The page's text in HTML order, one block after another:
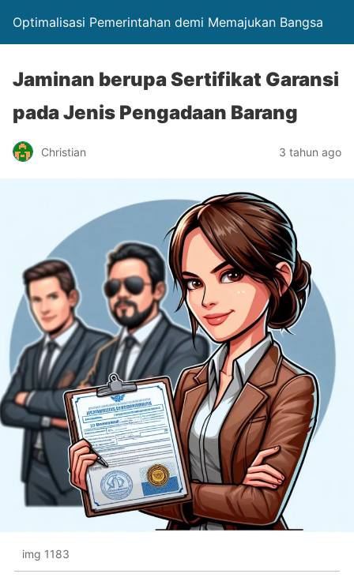
Optimalisasi Pemerintahan demi Memajukan Bangsa
Jaminan berupa Sertifikat Garansi
pada Jenis Pengadaan Barang
Christian 3 tahun ago
img 1183